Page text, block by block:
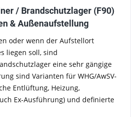
/ Brandschutzlager (F90)
& Außenaufstellung
oder wenn der Aufstellort
liegen soll, sind
eine sehr gängige
sind Varianten für WHG/AwSV-
Entlüftung, Heizung,
Ex-Ausführung) und definierte